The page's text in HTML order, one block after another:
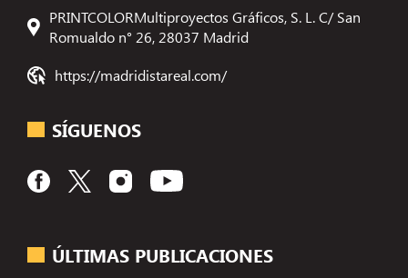
ÚLTIMAS PUBLICACIONES
PRINTCOLORMultiproyectos Gráficos, S. L. C/ San
Romualdo n° 26, 28037 Madrid
https://madridistareal.com/
SÍGUENOS